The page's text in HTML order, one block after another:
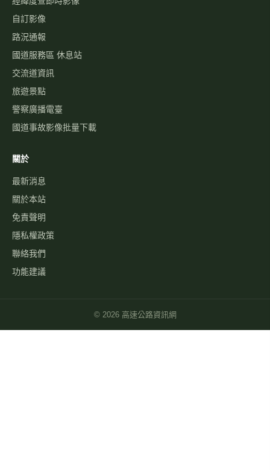
自訂影像
路況通報
國道服務區 休息站
交流道資訊
旅遊景點
警察廣播電臺
國道事故影像批量下載
關於
最新消息
關於本站
免責聲明
隱私權政策
聯絡我們
功能建議
© 2026高速公路資訊網